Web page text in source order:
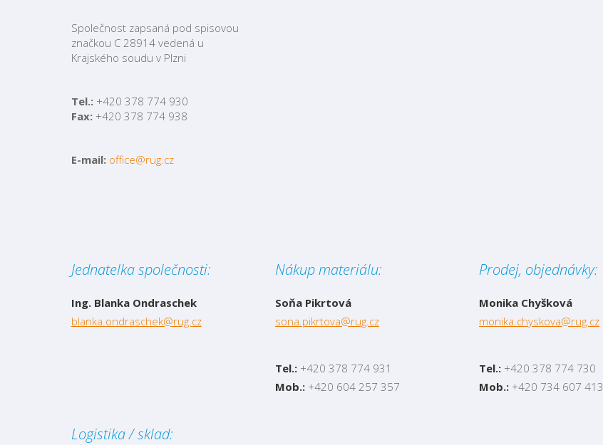
Společnost zapsaná pod spisovou
značkou C 28914 vedená u
Krajského soudu v Plzni
Tel.:+420 378 774 930
Fax:+420 378 774 938
E-mail: office@rug.cz
Jednatelka společnosti:
Ing. Blanka Ondraschek
blanka.ondraschek@rug.cz
Nákup materiálu:
Soňa Pikrtová
sona.pikrtova@rug.cz
Tel.:+420 378 774 931
Mob.:+420 604 257 357
Prodej, objednávky:
Monika Chyšková
monika.chyskova@rug.cz
Tel.: +420 378 774 730
Mob.: +420 734 607 413
Logistika / sklad: